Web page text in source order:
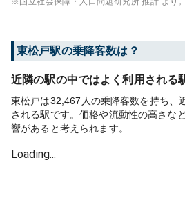
東松戸駅の乗降客数は？
近隣の駅の中ではよく利用される
東松戸は32,467人の乗降客数を持ち、
される駅です。価格や流動性の高さな
響があると考えられます。
Loading...